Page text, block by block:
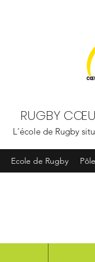
RUGBY
L'école de Rugby
Ecole de Rugby